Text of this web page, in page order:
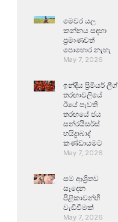
මෙවර යල
කන්නය සඳහා
ප්‍රමාණවත්
පොහොර නැහැ
May 7, 2026
ඉන්දීය ප්‍රිමියර් ලීග්
තරඟාවලියේ
ඊයේ පැවති
තරඟයේ ජය
සන්රයිසර්ස්
හයිද්‍රාබාද්
කණ්ඩායමට
May 7, 2026
සම ආශ්‍රිතව
සෑදෙන
පිළිකාවන්හි
වැඩිවීමක්
May 7, 2026